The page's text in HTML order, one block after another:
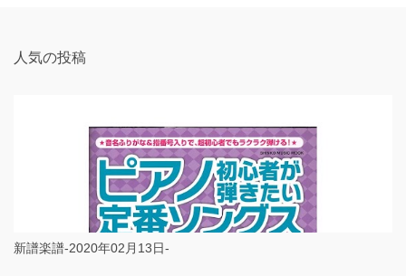
人気の投稿
新譜楽譜-2020年02月13日-